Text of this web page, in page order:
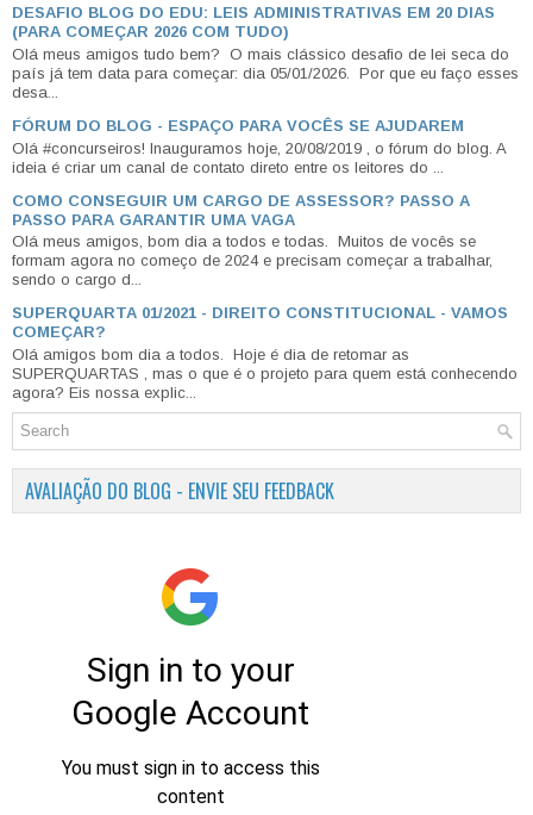
DESAFIO BLOG DO EDU: LEIS ADMINISTRATIVAS EM 20 DIAS
(PARA COMEÇAR 2026 COM TUDO)
Olá meus amigos tudo bem? O mais clássico desafio de lei seca do
país já tem data para começar: dia 05/01/2026. Por que eu faço esses
desa...
FÓRUM DO BLOG - ESPAÇO PARA VOCÊS SE AJUDAREM
Olá #concurseiros! Inauguramos hoje, 20/08/2019 , o fórum do blog. A
ideia é criar um canal de contato direto entre os leitores do ...
COMO CONSEGUIR UM CARGO DE ASSESSOR? PASSO A
PASSO PARA GARANTIR UMA VAGA
Olá meus amigos, bom dia a todos e todas. Muitos de vocês se
formam agora no começo de 2024 e precisam começar a trabalhar,
sendo o cargo d...
SUPERQUARTA 01/2021 - DIREITO CONSTITUCIONAL - VAMOS
COMEÇAR?
Olá amigos bom dia a todos. Hoje é dia de retomar as
SUPERQUARTAS , mas o que é o projeto para quem está conhecendo
agora? Eis nossa explic...
AVALIAÇÃO DO BLOG - ENVIE SEU FEEDBACK